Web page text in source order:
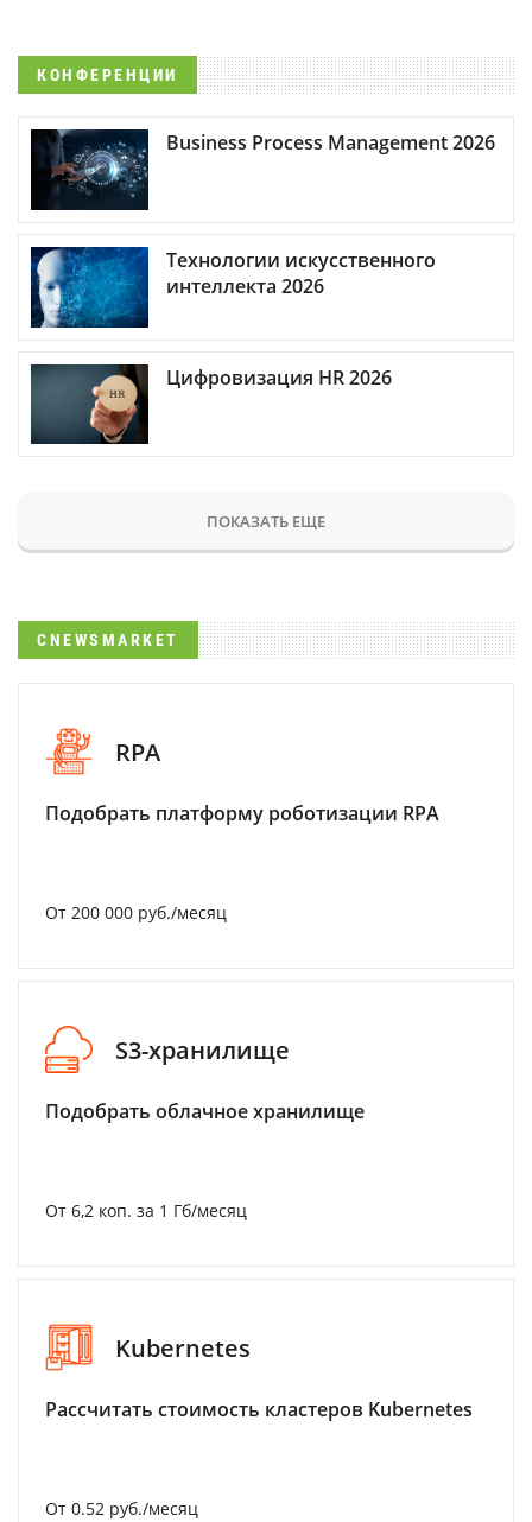
КОНФЕРЕНЦИИ
Business Process Management 2026
Технологии искусственного
интеллекта 2026
Цифровизация HR 2026
ПОКАЗАТЬ ЕЩЕ
CNEWSMARKET
RPA
Подобрать платформу роботизации RPA
От 200 000 руб./месяц
S3-хранилище
Подобрать облачное хранилище
От 6,2 коп. за 1 Гб/месяц
Kubernetes
Рассчитать стоимость кластеров Kubernetes
От 0.52 руб./месяц